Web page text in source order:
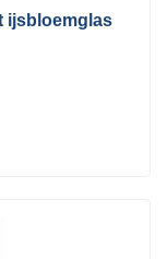
ijsbloemglas